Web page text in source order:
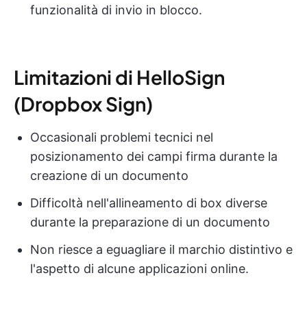
funzionalità di invio in blocco.
Limitazioni di HelloSign
(Dropbox Sign)
Occasionali problemi tecnici nel
posizionamento dei campi firma durante la
creazione di un documento
Difficoltà nell'allineamento di box diverse
durante la preparazione di un documento
Non riesce a eguagliare il marchio distintivo e
l'aspetto di alcune applicazioni online.